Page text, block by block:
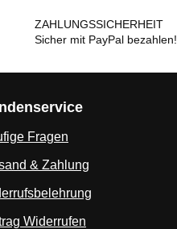
ZAHLUNGSSICHERHEIT
Sicher mit PayPal bezahlen!
Fragen
& Zahlung
Widerrufen